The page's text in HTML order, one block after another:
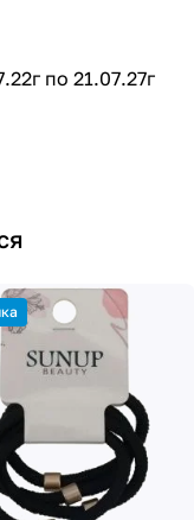
по 21.07.27г